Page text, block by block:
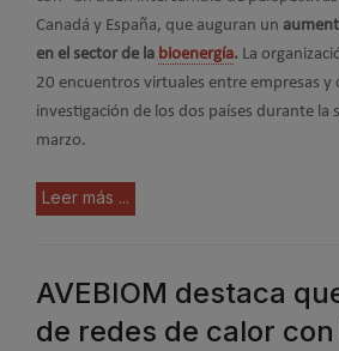
Canadá y España, que auguran un
en el sector de la bioenergía. La
20 encuentros virtuales entre empresas y
investigación de los dos países durante la
marzo.
Leer más ...
AVEBIOM destaca
de redes de calor